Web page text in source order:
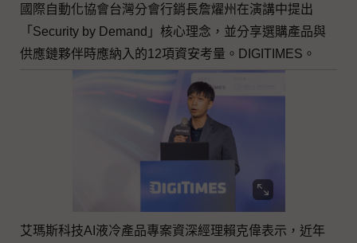
國際自動化協會台灣分會行銷長詹燿州在演講中提出
「Security by Demand」核心理念，並分享選購產品與
供應鏈夥伴時應納入的12項資安考量。DIGITIMES。
艾瑪斯科技AI液冷產品專案資深經理賴克偉表示，近年